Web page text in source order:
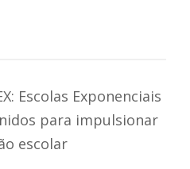
Escolas Exponenciais
para impulsionar
escolar